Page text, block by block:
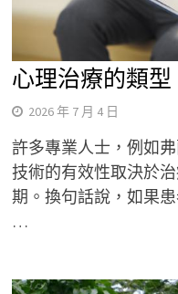
心理治療的類
2026 年 7 月 4 日
許多專業人士，例如
技術的有效性取決於
期。換句話說，如果
…